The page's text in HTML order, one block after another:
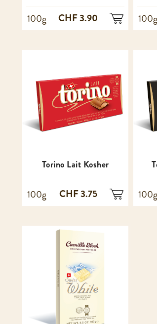
100g CHF 3.90 100g
Torino Lait Kosher
100g CHF 3.75 100g